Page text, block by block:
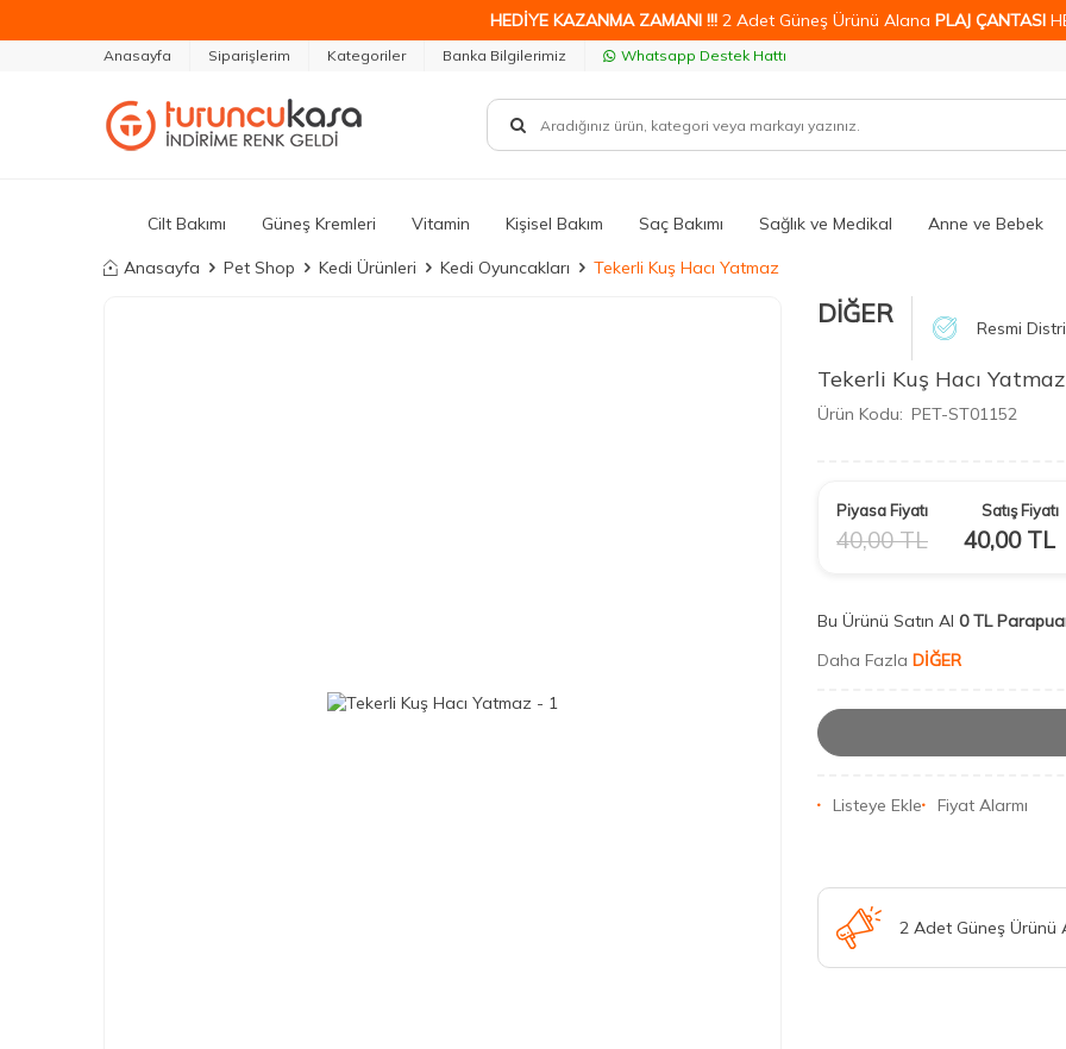
HEDİYE KAZANMA ZAMANI !!! 2 Adet Güneş Ürünü Alana PLAJ ÇANTASI
Anasayfa Siparişlerim Kategoriler Banka Bilgilerimiz Whatsapp Destek Hattı
Cilt Bakımı Güneş Kremleri Vitamin Kişisel Bakım Saç Bakımı Sağlık ve Medikal Anne ve Bebek
Anasayfa Pet Shop Kedi Ürünleri Kedi Oyuncakları Tekerli Kuş Hacı Yatmaz
DİĞER Resmi
Tekerli Kuş Hacı Yatmaz
Ürün Kodu: PET-ST01152
Piyasa Fiyatı
40,00TL
Satış Fiyatı
40,00TL
Bu Ürünü Satın Al 0 TL
Daha Fazla DİĞER
Listeye Ekle Fiyat Alarmı
2 Adet Güneş Ürünü